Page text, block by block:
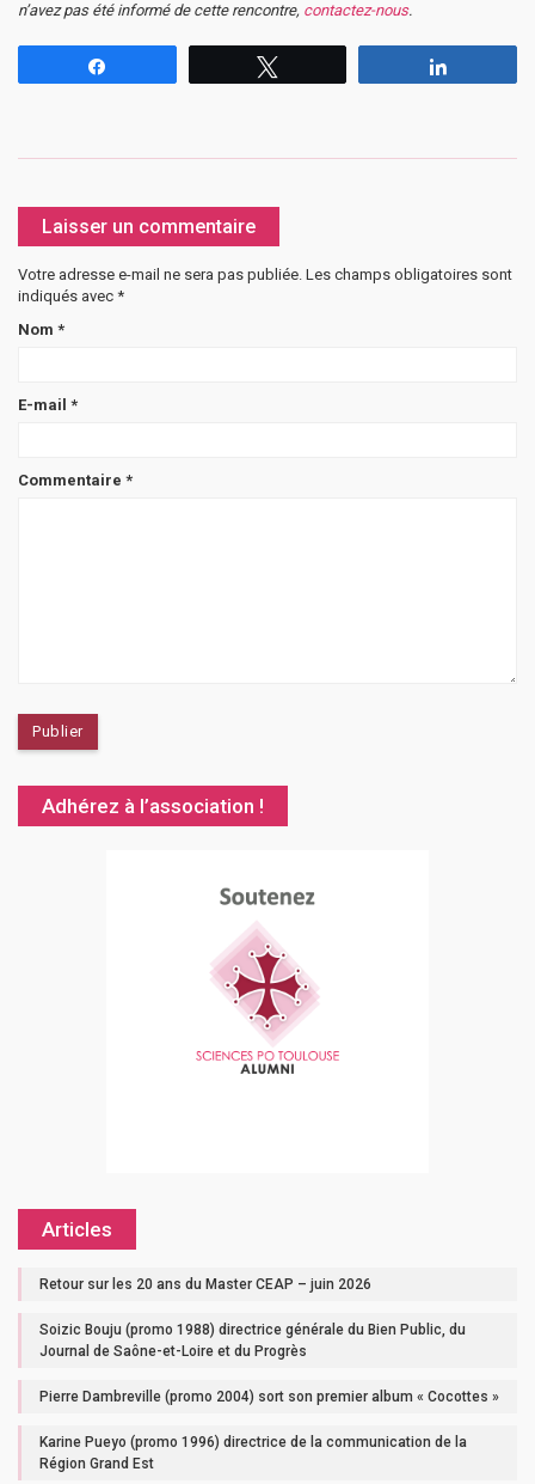
n’avez pas été informé de cette rencontre, contactez-nous.
Laisser un commentaire
Votre adresse e-mail ne sera pas publiée. Les champs obligatoires sont
indiqués avec *
Nom *
E-mail *
Commentaire *
Adhérez à l’association !
Articles
Retour sur les 20 ans du Master CEAP – juin 2026
Soizic Bouju (promo 1988) directrice générale du Bien Public, du
Journal de Saône-et-Loire et du Progrès
Pierre Dambreville (promo 2004) sort son premier album « Cocottes »
Karine Pueyo (promo 1996) directrice de la communication de la
Région Grand Est